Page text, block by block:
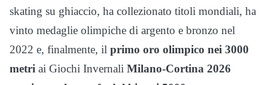
skating su ghiaccio, ha collezionato titoli mondiali, ha
vinto medaglie olimpiche di argento e bronzo nel
2022 e, finalmente, il primo oro olimpico nei 3000
metri ai Giochi Invernali Milano-Cortina 2026